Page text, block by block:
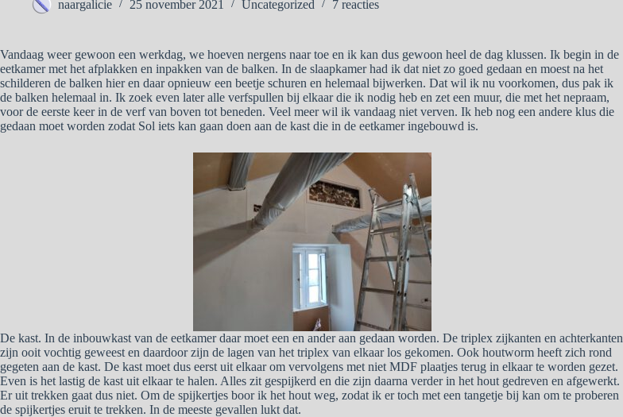
naargalicie 25 november 2021 Uncategorized 7 reacties
Vandaag weer gewoon een werkdag, we hoeven nergens naar toe en ik kan dus gewoon heel de dag klussen. Ik begin in de
eetkamer met het afplakken en inpakken van de balken. In de slaapkamer had ik dat niet zo goed gedaan en moest na het
schilderen de balken hier en daar opnieuw een beetje schuren en helemaal bijwerken. Dat wil ik nu voorkomen, dus pak ik
de balken helemaal in. Ik zoek even later alle verfspullen bij elkaar die ik nodig heb en zet een muur, die met het nepraam,
voor de eerste keer in de verf van boven tot beneden. Veel meer wil ik vandaag niet verven. Ik heb nog een andere klus die
gedaan moet worden zodat Sol iets kan gaan doen aan de kast die in de eetkamer ingebouwd is.
De kast. In de inbouwkast van de eetkamer daar moet een en ander aan gedaan worden. De triplex zijkanten en achterkanten
zijn ooit vochtig geweest en daardoor zijn de lagen van het triplex van elkaar los gekomen. Ook houtworm heeft zich rond
gegeten aan de kast. De kast moet dus eerst uit elkaar om vervolgens met niet MDF plaatjes terug in elkaar te worden gezet.
Even is het lastig de kast uit elkaar te halen. Alles zit gespijkerd en die zijn daarna verder in het hout gedreven en afgewerkt.
Er uit trekken gaat dus niet. Om de spijkertjes boor ik het hout weg, zodat ik er toch met een tangetje bij kan om te proberen
de spijkertjes eruit te trekken. In de meeste gevallen lukt dat.